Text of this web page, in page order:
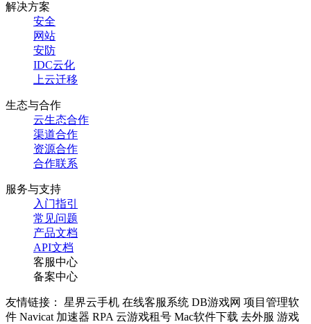
解决方案
安全
网站
安防
IDC云化
上云迁移
生态与合作
云生态合作
渠道合作
资源合作
合作联系
服务与支持
入门指引
常见问题
产品文档
API文档
客服中心
备案中心
友情链接： 星界云手机 在线客服系统 DB游戏网 项目管理软
件 Navicat 加速器 RPA 云游戏租号 Mac软件下载 去外服 游戏